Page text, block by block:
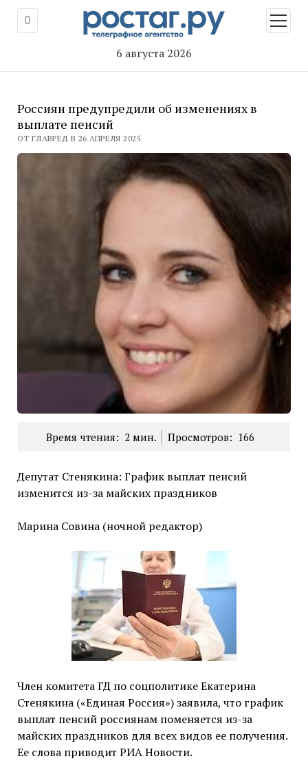
6 августа 2026
меню
Россиян предупредили об изменениях в
выплате пенсий
ОТ ГЛАВРЕД В 26 АПРЕЛЯ 2025
Время чтения: 2 мин. Просмотров: 166
Депутат Стенякина: График выплат пенсий
изменится из-за майских праздников
Марина Совина (ночной редактор)
Член комитета ГД по соцполитике Екатерина
Стенякина («Единая Россия») заявила, что график
выплат пенсий россиянам поменяется из-за
майских праздников для всех видов ее получения.
Ее слова приводит РИА Новости.